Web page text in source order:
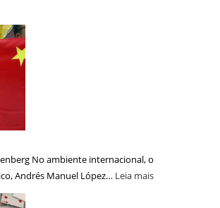
No ambiente internacional, o
Andrés Manuel López… Leia mais